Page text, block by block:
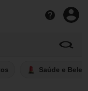
Saúde e